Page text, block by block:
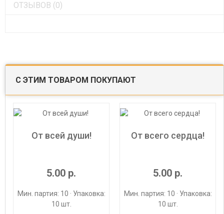
ОТЗЫВОВ (0)
С ЭТИМ ТОВАРОМ ПОКУПАЮТ
От всей души!
5.00 р.
Мин. партия: 10 · Упаковка:
10 шт.
От всего сердца!
5.00 р.
Мин. партия: 10 · Упаковка:
10 шт.